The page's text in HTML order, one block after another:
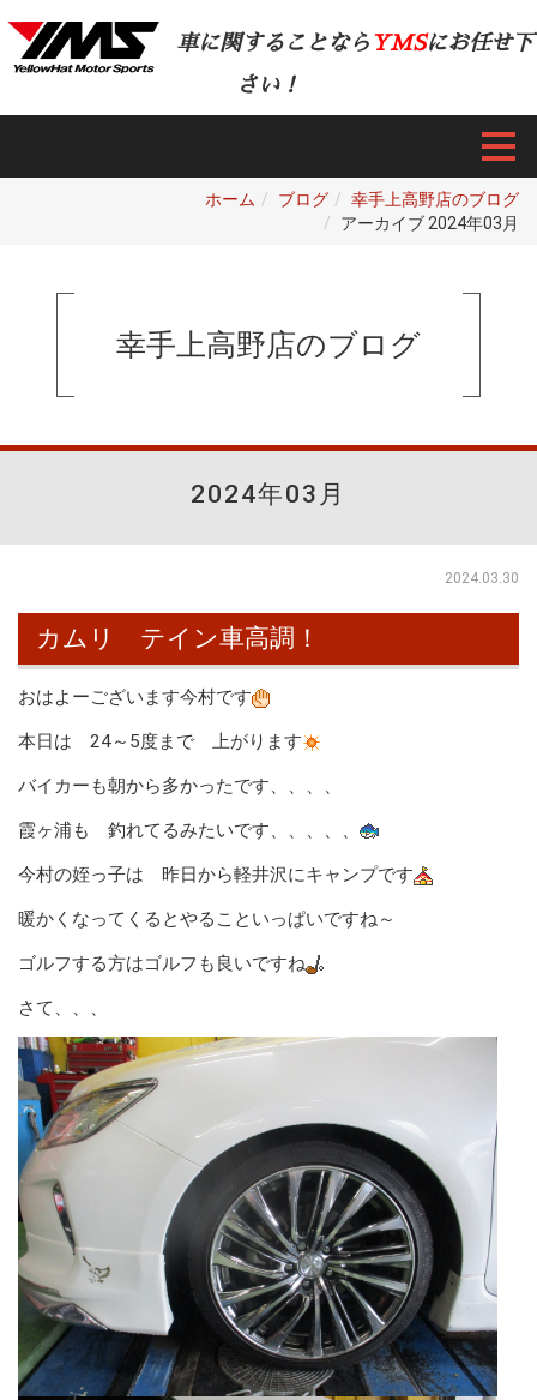
車に関することなら YMSにお任せ下
さい！
ホーム ブログ
幸手上高野店のブログ
アーカイブ 2024年03月
幸手上高野店のブログ
2024年03月
2024.03.30
カムリ テイン車高調！
おはよーございます今村です
本日は 24～5度まで 上がります
バイカーも朝から多かったです、、、、
霞ヶ浦も 釣れてるみたいです、、、、、
今村の姪っ子は 昨日から軽井沢にキャンプです
暖かくなってくるとやることいっぱいですね～
ゴルフする方はゴルフも良いですね
さて、、、